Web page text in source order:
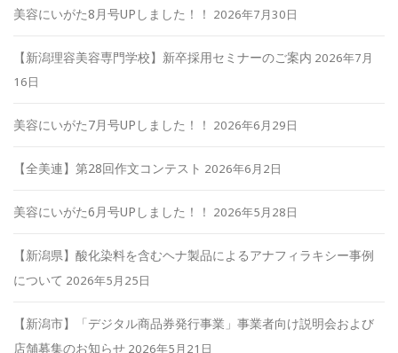
美容にいがた8月号UPしました！！ 2026年7月30日
【新潟理容美容専門学校】新卒採用セミナーのご案内 2026年7月
16日
美容にいがた7月号UPしました！！ 2026年6月29日
【全美連】第28回作文コンテスト 2026年6月2日
美容にいがた6月号UPしました！！ 2026年5月28日
【新潟県】酸化染料を含むヘナ製品によるアナフィラキシー事例
について 2026年5月25日
【新潟市】「デジタル商品券発行事業」事業者向け説明会および
店舗募集のお知らせ 2026年5月21日